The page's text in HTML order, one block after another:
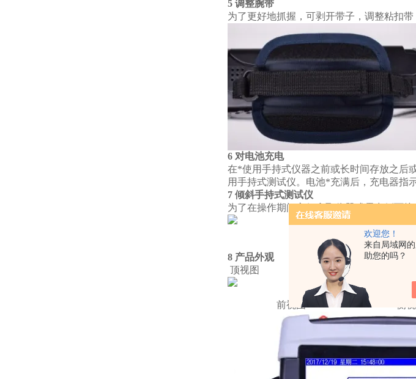
欢迎您！
来自局域网
助您的吗？
5 调整腕带
为了更好地抓握，可剥开带子，调整粘扣带
6 对电池充电
在*使用手持式仪器之前或长时间存放之后
用手持式测试仪。电池*充满后，充电器指
7 倾斜手持式测试仪
为了在操作期间方便拿取仪器或露出侧面
抬起倾斜座
并向外拉
8 产品外观
顶视图
前视图 侧视